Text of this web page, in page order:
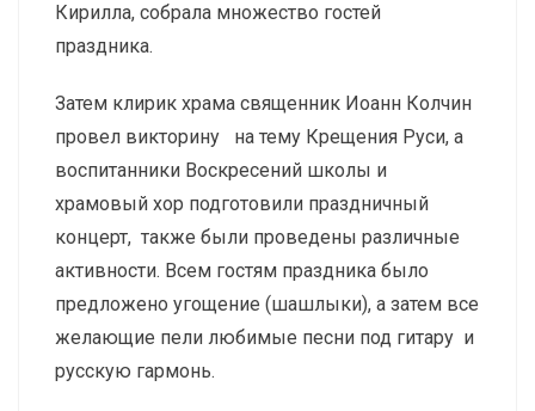
Кирилла, собрала множество гостей
праздника.
Затем клирик храма священник Иоанн Колчин
провел викторину на тему Крещения Руси, а
воспитанники Воскресений школы и
храмовый хор подготовили праздничный
концерт, также были проведены различные
активности. Всем гостям праздника было
предложено угощение (шашлыки), а затем все
желающие пели любимые песни под гитару и
русскую гармонь.